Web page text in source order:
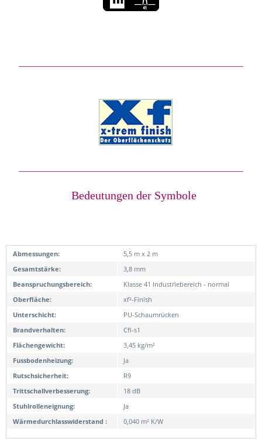
Bedeutungen der Symbole
Abmessungen:
5,5 m x 2 m
Gesamtstärke:
3,8 mm
Beanspruchungsbereich:
Klasse 41 Industriebereich - normal
Oberfläche:
xf²-Finish
Unterschicht:
PU-Schaumrücken
Brandverhalten:
Cfl-s1
Flächengewicht:
3,45 kg/m²
Fussbodenheizung:
Ja
Rutschsicherheit:
R9
Trittschallverbesserung:
18 dB
Stuhlrolleneignung:
Ja
Wärmedurchlasswiderstand :
0,040 m² K/W